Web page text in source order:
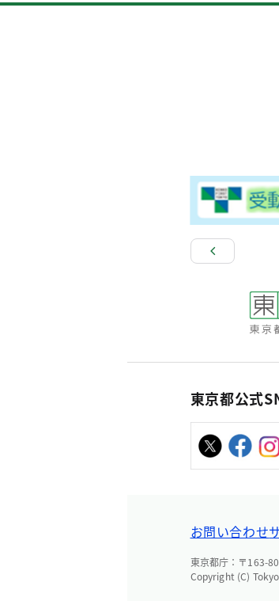
東京都公式
お問い合わせ
東京都庁：〒163-
Copyright (C)